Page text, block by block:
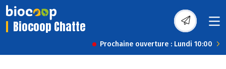
Biocoop Chatte
Prochaine ouverture : Lundi 10:00